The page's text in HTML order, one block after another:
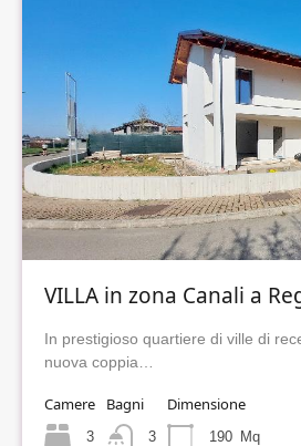
VILLA in zona Canali a
In prestigioso quartiere di ville di
nuova coppia…
Camere
3
Bagni
3
Dimensione
190 Mq